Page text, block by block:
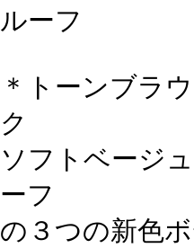
ルーフ
＊トーンブラ
ク
ソフトベージ
ーフ
の３つの新色